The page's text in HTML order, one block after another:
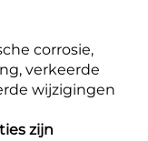
corrosie,
verkeerde
wijzigingen
zijn